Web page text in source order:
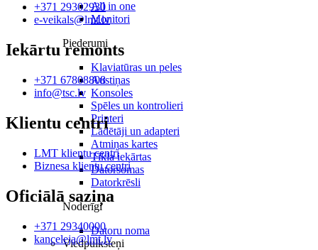
All in one
Monitori
Piederumi
Klaviatūras un peles
Austiņas
Konsoles
Spēles un kontrolieri
Printeri
Lādētāji un adapteri
Atmiņas kartes
Tīkla iekārtas
Datorsomas
Datorkrēsli
Noderīgi
Datoru noma
Viedpulksteņi
+371 29302930
e-veikals@lmt.lv
Iekārtu remonts
+371 67808808
info@tsc.lv
Klientu centri
LMT klientu centri
Biznesa klientu centri
Oficiālā saziņa
+371 29340000
kanceleja@lmt.lv